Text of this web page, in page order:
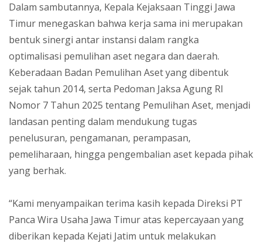
Dalam sambutannya, Kepala Kejaksaan Tinggi Jawa
Timur menegaskan bahwa kerja sama ini merupakan
bentuk sinergi antar instansi dalam rangka
optimalisasi pemulihan aset negara dan daerah.
Keberadaan Badan Pemulihan Aset yang dibentuk
sejak tahun 2014, serta Pedoman Jaksa Agung RI
Nomor 7 Tahun 2025 tentang Pemulihan Aset, menjadi
landasan penting dalam mendukung tugas
penelusuran, pengamanan, perampasan,
pemeliharaan, hingga pengembalian aset kepada pihak
yang berhak.
“Kami menyampaikan terima kasih kepada Direksi PT
Panca Wira Usaha Jawa Timur atas kepercayaan yang
diberikan kepada Kejati Jatim untuk melakukan